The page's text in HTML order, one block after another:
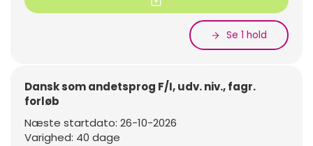
Se 1 hold
Dansk som andetsprog F/I, udv. niv., fagr.
forløb
Næste startdato: 26-10-2026
Varighed: 40 dage